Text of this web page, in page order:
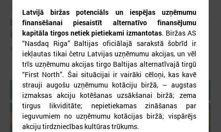
2022. gada 08. novembris
Latvijā pētīs pieaugušo prasmes; plāno iegūt 7700
iedzīvotāju atbildes
Pētījumu veido aptaujas anketa un intervijas
Latvijā biržas potenciāls un iespējas uzņēmumu
finansēšanai piesaistīt alternatīvo finansējumu
kapitāla tirgos netiek pietiekami izmantotas. Biržas AS
“Nasdaq Riga” Baltijas oficiālajā sarakstā šobrīd ir
iekļautas tikai četru Latvijas uzņēmumu akcijas, un vēl
trīs uzņēmumu akcijas tirgo Baltijas alternatīvajā tirgū
“First North”. Šai situācijai ir vairāki cēloņi, kas kavē
strauji augošu uzņēmumu kotāciju biržā, – augstas
izmaksas akciju kotēšanas uzsākšanai biržā; zema
tirgus likviditāte; nepietiekamas zināšanas par
ieguvumiem no uzņēmumu kotācijas biržā; vispārējs
akciju tirdzniecības kultūras trūkums.